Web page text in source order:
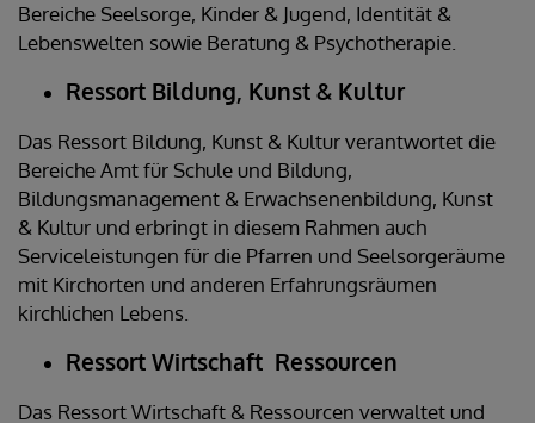
Bereiche Seelsorge, Kinder & Jugend, Identität &
Lebenswelten sowie Beratung & Psychotherapie.
Ressort Bildung, Kunst & Kultur
Das Ressort Bildung, Kunst & Kultur verantwortet die
Bereiche Amt für Schule und Bildung,
Bildungsmanagement & Erwachsenenbildung, Kunst
& Kultur und erbringt in diesem Rahmen auch
Serviceleistungen für die Pfarren und Seelsorgeräume
mit Kirchorten und anderen Erfahrungsräumen
kirchlichen Lebens.
Ressort Wirtschaft Ressourcen
Das Ressort Wirtschaft & Ressourcen verwaltet und